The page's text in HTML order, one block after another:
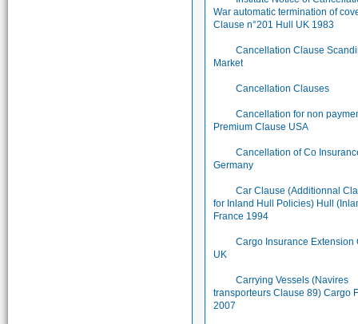
War automatic termination of
Clause n°201 Hull UK 1983
Cancellation Clause
Market
Cancellation Clauses
Cancellation for non
Premium Clause USA
Cancellation of Co
Germany
Car Clause (Additionnal
for Inland Hull Policies) Hull
France 1994
Cargo Insurance Extension
UK
Carrying Vessels (Navires
transporteurs Clause 89) Cargo
2007